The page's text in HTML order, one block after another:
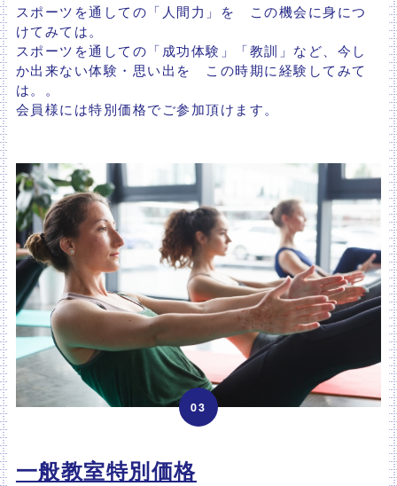
スポーツを通しての「人間力」を この機会に身につ
けてみては。
スポーツを通しての「成功体験」「教訓」など、今し
か出来ない体験・思い出を この時期に経験してみて
は。。
会員様には特別価格でご参加頂けます。
03
一般教室特別価格